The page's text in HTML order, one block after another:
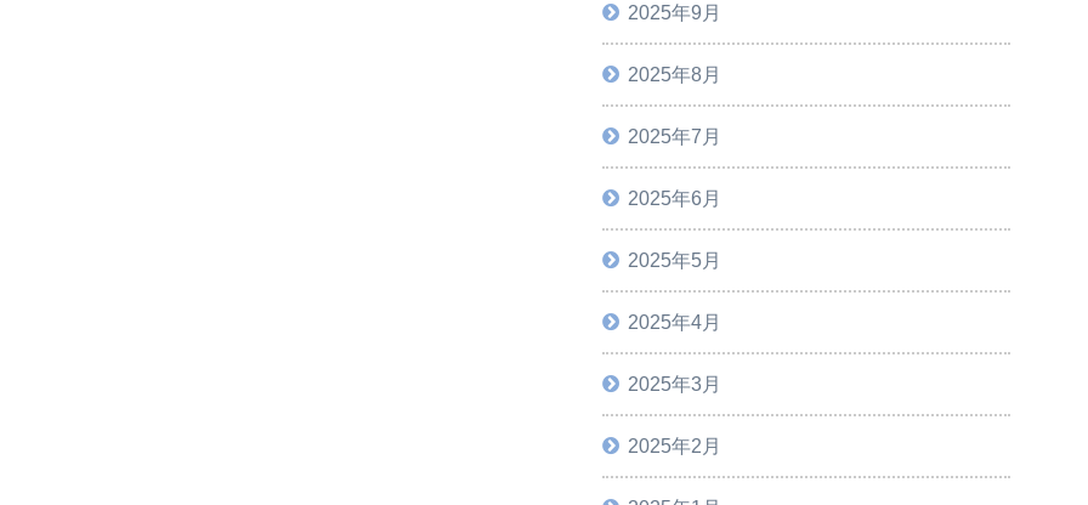
2025年9月
2025年8月
2025年7月
2025年6月
2025年5月
2025年4月
2025年3月
2025年2月